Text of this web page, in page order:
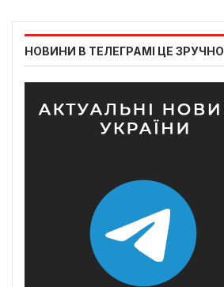
НОВИНИ В ТЕЛЕГРАМІ ЦЕ ЗРУЧНО